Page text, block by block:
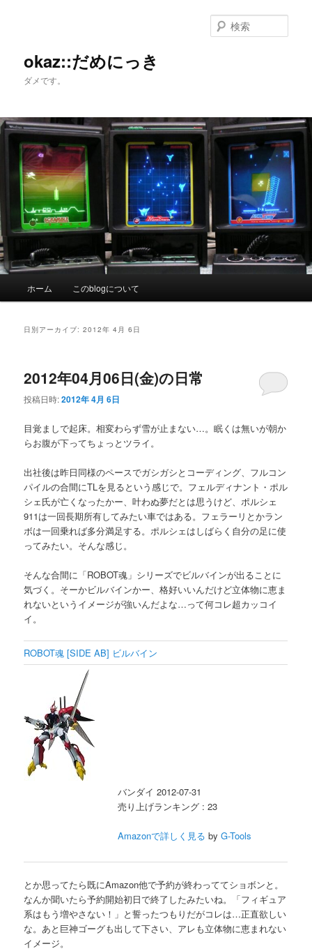
へ
移
移
動
okaz::だめにっき
ダメです。
索
ホーム このblogについて
日別アーカイブ:2012年 4月 6日
2012年04月06日(金)の日常
投稿日時:2012年 4月 6日
目覚ましで起床。相変わらず雪が止まない…。眠くは無いが朝か
らお腹が下ってちょっとツライ。
出社後は昨日同様のペースでガシガシとコーディング、フルコン
パイルの合間にTLを見るという感じで。フェルディナント・ポル
シェ氏が亡くなったかー、叶わぬ夢だとは思うけど、ポルシェ
911は一回長期所有してみたい車ではある。フェラーリとかラン
ボは一回乗れば多分満足する。ポルシェはしばらく自分の足に使
ってみたい。そんな感じ。
そんな合間に「ROBOT魂」シリーズでビルバインが出ることに
気づく。そーかビルバインかー、格好いいんだけど立体物に恵ま
れないというイメージが強いんだよな…って何コレ超カッコイ
イ。
ROBOT魂 [SIDE AB] ビルバイン
バンダイ 2012-07-31
売り上げランキング : 23
Amazonで詳しく見る byG-Tools
とか思ってたら既にAmazon他で予約が終わっててショボンと。
なんか聞いたら予約開始初日で終了したみたいね。「フィギュア
系はもう増やさない！」と誓ったつもりだがコレは…正直欲しい
な。あと巨神ゴーグも出して下さい、アレも立体物に恵まれない
イメージ。